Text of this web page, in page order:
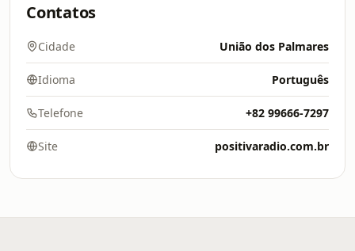
Contatos
Cidade União dos Palmares
Idioma Português
Telefone +82 99666-7297
Site positivaradio.com.br